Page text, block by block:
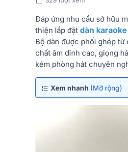
Đáp ứng nhu cầu sở hữu
thiện lắp đặt dàn
Bộ dàn được phối ghép từ
chất âm đỉnh cao, giọng
kém phòng hát chuyên
Xem nhanh (Mở rộng)